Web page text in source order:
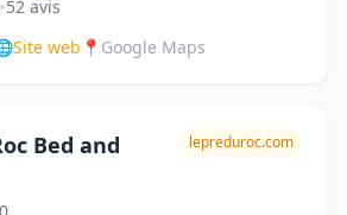
•52 avis
Site web 📍 Google Maps
Bed and
lepreduroc.com